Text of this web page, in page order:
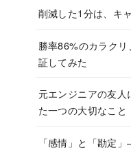
削減した1分は、キ
勝率86%のカラク
証してみた
元エンジニアの友
た一つの大切なこと
「感情」と「勘定